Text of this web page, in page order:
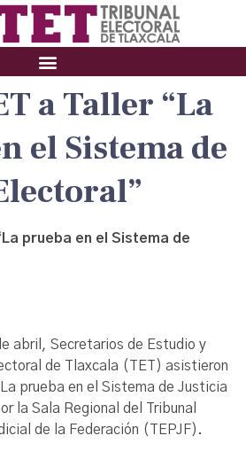
a Taller “La
el Sistema de
prueba en el Sistema de
abril, Secretarios de Estudio y
de Tlaxcala (TET) asistieron
prueba en el Sistema de Justicia
la Sala Regional del Tribunal
de la Federación (TEPJF).